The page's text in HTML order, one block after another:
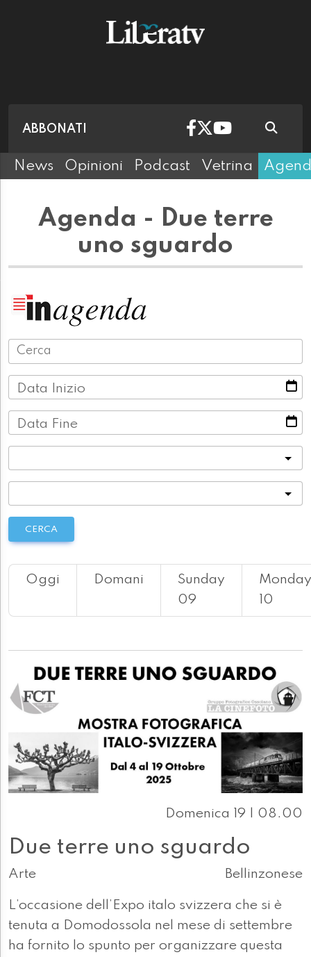
ABBONATI
News Opinioni Podcast Vetrina
Agenda - Due terre
uno sguardo
Data Inizio
Data Fine
CERCA
Oggi Domani
Sunday
09
Monday
10
Domenica 19 | 08.00
Due terre uno sguardo
Arte Bellinzonese
L’occasione dell’Expo italo svizzera che si è
tenuta a Domodossola nel mese di settembre
ha fornito lo spunto per organizzare questa